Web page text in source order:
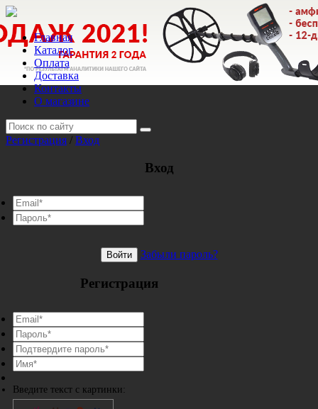
Главная
Каталог
Оплата
Доставка
Контакты
О магазине
Регистрация / Вход
Вход
Войти Забыли пароль?
Регистрация
Введите текст с картинки: